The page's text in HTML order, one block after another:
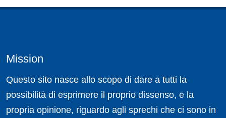
Mission
Questo sito nasce allo scopo di dare a tutti la
possibilità di esprimere il proprio dissenso, e la
propria opinione, riguardo agli sprechi che ci sono in